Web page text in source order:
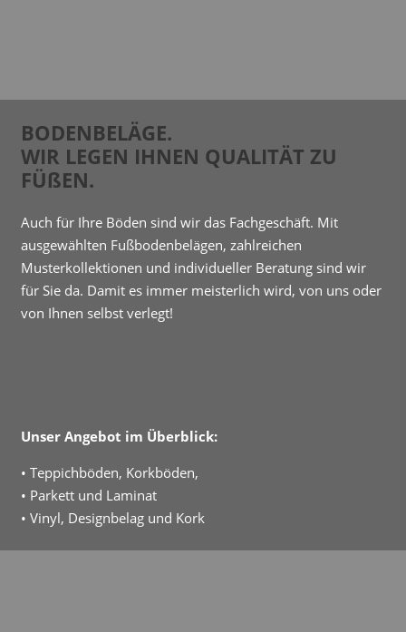
BODENBELÄGE.
WIR LEGEN IHNEN QUALITÄT ZU
FÜßEN.
Auch für Ihre Böden sind wir das Fachgeschäft. Mit
ausgewählten Fußbodenbelägen, zahlreichen
Musterkollektionen und individueller Beratung sind wir
für Sie da. Damit es immer meisterlich wird, von uns oder
von Ihnen selbst verlegt!
Unser Angebot im Überblick:
• Teppichböden, Korkböden,
• Parkett und Laminat
• Vinyl, Designbelag und Kork